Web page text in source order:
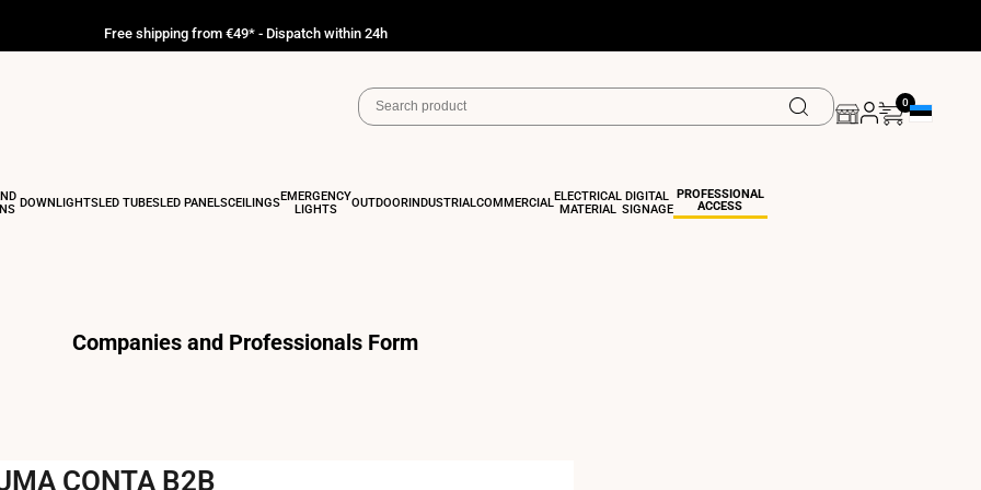
Free shipping from €49* - Dispatch within 24h
0
DOWNLIGHTSLED TUBESLED PANELSCEILINGSEMERGENCY
LIGHTS
OUTDOORINDUSTRIAL COMMERCIAL ELECTRICAL
MATERIAL
DIGITAL
SIGNAGE
PROFESSIONAL
ACCESS
Companies and Professionals Form
CONTA B2B